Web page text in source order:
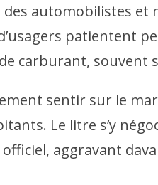
automobilistes et
patientent
carburant, souvent
sentir sur le
Le litre s’y
aggravant